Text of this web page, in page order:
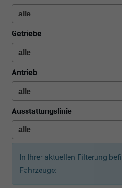
Getriebe
Antrieb
Ausstattungslinie
In Ihrer aktuellen Filterung
Fahrzeuge: